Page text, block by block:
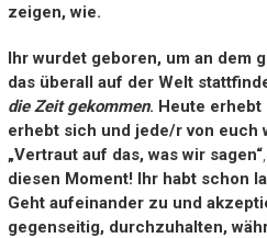
zeigen, wie.
Ihr wurdet geboren, um an dem
das überall auf der Welt
die Zeit gekommen. Heute erhebt
erhebt sich und jede/r von euch
„Vertraut auf das, was wir sagen“
diesen Moment! Ihr habt schon
Geht aufeinander zu und
gegenseitig, durchzuhalten,